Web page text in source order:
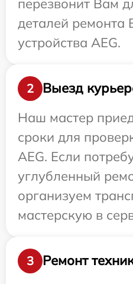
перезвонит Вам
деталей ремонта
устройства AEG.
2
Выезд
Наш мастер
сроки для
AEG. Если
углубленный
организуем
мастерскую в
3
Ремонт